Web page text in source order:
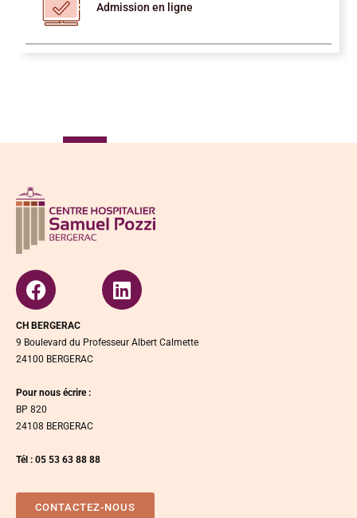
Admission en ligne
CH BERGERAC
9 Boulevard du Professeur Albert Calmette
24100 BERGERAC
Pour nous écrire :
BP 820
24108 BERGERAC
Tél : 05 53 63 88 88
CONTACTEZ-NOUS